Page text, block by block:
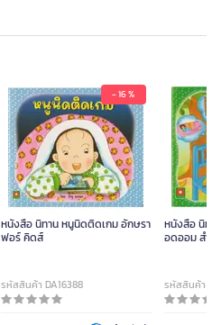
- 16 %
หนังสือ นิทาน หนูนิดติดเกม อักษรา
ฟอร์ คิดส์
รหัสสินค้า DA16388
หนังสือ นิทา
อดออม สำ
รหัสสินค้า